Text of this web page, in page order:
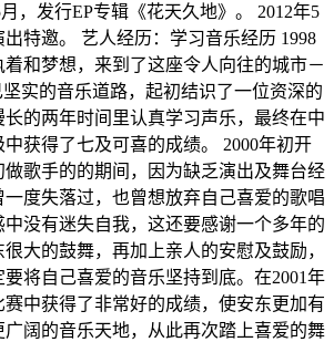
，发行EP专辑《花天久地》。 2012年5
特邀。 艺人经历：学习音乐经历 1998
和梦想，来到了这座令人向往的城市－
实的音乐道路，起初结识了一位资深的
的两年时间里认真学习声乐，最终在中
获得了七及可喜的成绩。 2000年初开
歌手的的期间，因为缺乏演出及舞台经
度失落过，也曾想放弃自己喜爱的歌唱
没有迷失自我，这还要感谢一个多年的
大的鼓舞，再加上亲人的安慰及鼓励，
将自己喜爱的音乐坚持到底。在2001年
中获得了非常好的成绩，使安东更加有
阔的音乐天地，从此再次踏上喜爱的舞